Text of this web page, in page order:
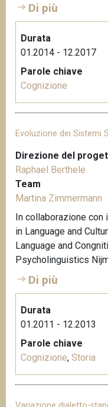
Di più
Durata
01.2014 - 12.2017
Parole chiave
Cognizione
Evoluzione dei Sistemi
Direzione del
Raphael Berthele
Team
Martina Zimmermann
In collaborazione
in Language and
Language and
Psycholinguistics
Di più
Durata
01.2011 - 12.2013
Parole chiave
Cognizione, Storia